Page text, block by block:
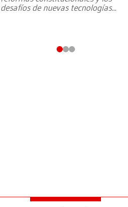
desafíos de nuevas tecnologías...